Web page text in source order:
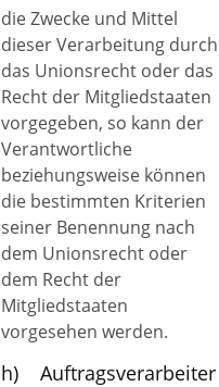
die Zwecke und Mittel
dieser Verarbeitung durch
das Unionsrecht oder das
Recht der Mitgliedstaaten
vorgegeben, so kann der
Verantwortliche
beziehungsweise können
die bestimmten Kriterien
seiner Benennung nach
dem Unionsrecht oder
dem Recht der
Mitgliedstaaten
vorgesehen werden.
h) Auftragsverarbeiter